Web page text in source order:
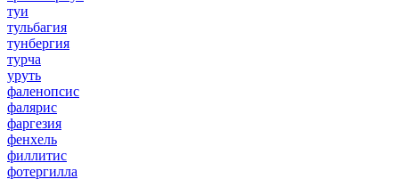
туи
тульбагия
тунбергия
турча
уруть
фаленопсис
фалярис
фаргезия
фенхель
филлитис
фотергилла